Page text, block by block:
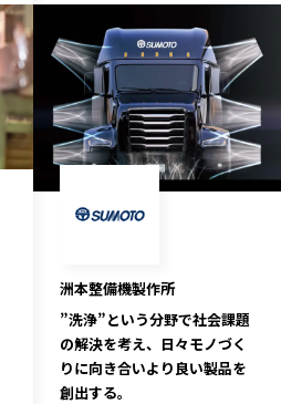
ニッポンの百選大全集
アンバサダー
洲本整備機製作所
”洗浄”という分野で社会課題
の解決を考え、日々モノづく
りに向き合いより良い製品を
創出する。